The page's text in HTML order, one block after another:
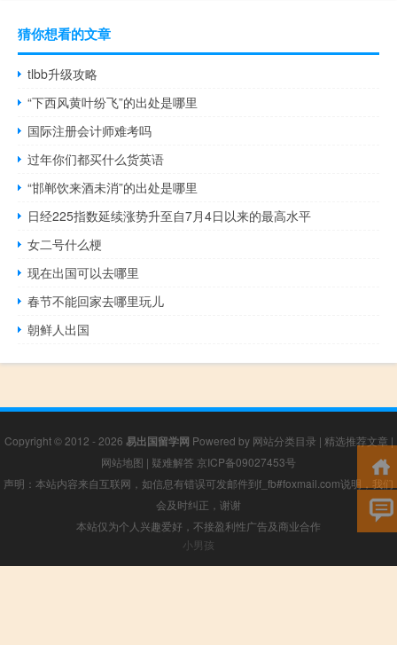
猜你想看的文章
tlbb升级攻略
“下西风黄叶纷飞”的出处是哪里
国际注册会计师难考吗
过年你们都买什么货英语
“邯郸饮来酒未消”的出处是哪里
日经225指数延续涨势升至自7月4日以来的最高水平
女二号什么梗
现在出国可以去哪里
春节不能回家去哪里玩儿
朝鲜人出国
Copyright © 2012 - 2026 易出国留学网 Powered by 网站分类目录 | 精选推荐文章 |
网站地图 | 疑难解答 京ICP备09027453号
声明：本站内容来自互联网，如信息有错误可发邮件到f_fb#foxmail.com说明，我们
会及时纠正，谢谢
本站仅为个人兴趣爱好，不接盈利性广告及商业合作
小男孩